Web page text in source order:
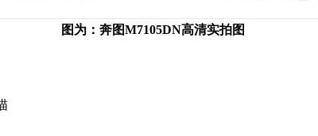
图为：奔图M7105DN高清实拍图